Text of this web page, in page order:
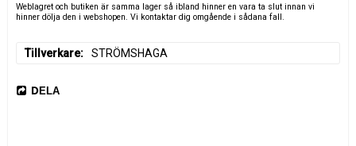
Weblagret och butiken är samma lager så ibland hinner en vara ta slut innan vi
hinner dölja den i webshopen. Vi kontaktar dig omgående i sådana fall.
Tillverkare STRÖMSHAGA
DELA